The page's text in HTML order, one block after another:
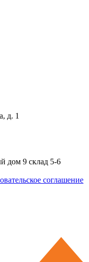
д. 1
дом 9 склад 5-6
соглашение